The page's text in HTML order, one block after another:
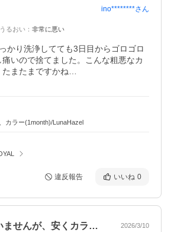
ino********さん
うるおい ： 非常に悪い
かり洗浄してても3日目からゴロゴロ
いので捨てました。こんな粗悪なカ
またまですかね…
カラー(1month)/LunaHazel
違反報告 いいね 0
まだ使用はしていませんが、安くカラコン… 2026/3/10